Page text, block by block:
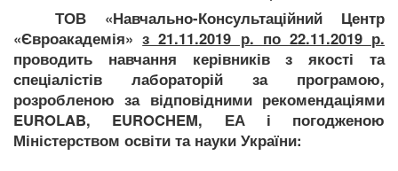
ТОВ «Навчально-Консультаційний Центр
«Євроакадемія»з 21.11.2019 р. по 22.11.2019 р.
проводить навчання керівників з якості та
спеціалістів лабораторій за програмою,
розробленою за відповідними рекомендаціями
EUROLAB, EUROCHEM, ЕА і погодженою
Міністерством освіти та науки України: